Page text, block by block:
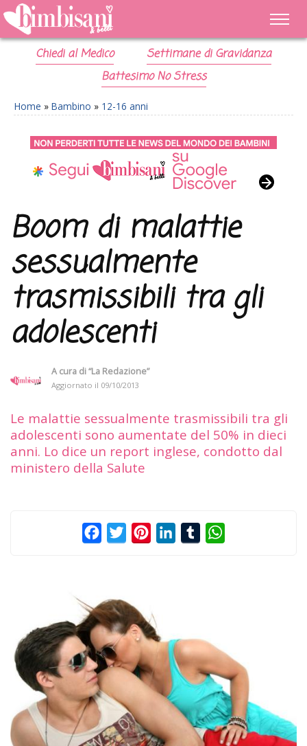
Chiedi al Medico
Settimane di Gravidanza
Battesimo No Stress
Home » Bambino » 12-16 anni
Boom di malattie
sessualmente
trasmissibili tra gli
adolescenti
A cura di“La Redazione”
Aggiornato il 09/10/2013
Le malattie sessualmente trasmissibili tra gli
adolescenti sono aumentate del 50% in dieci
anni. Lo dice un report inglese, condotto dal
ministero della Salute
FacebookTwitterPinterestLinkedInTumblr